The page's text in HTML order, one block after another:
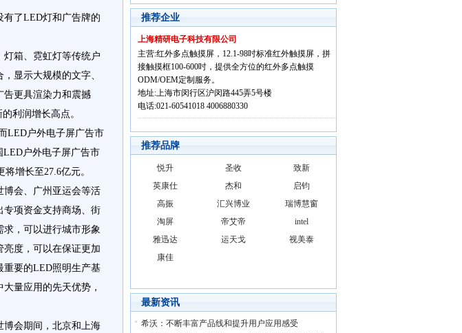
有了LED灯和广告牌的
灯箱、霓虹灯等传统户
显示大规模的文字、
告更具渲染力和震撼
利润增长高点。
LED户外电子屏广告市
LED户外电子屏广告市
增长至27.6亿元。
博会、广州亚运会等活
专项资金支持商场、街
，可以进行城市形象
度，可以在保证更加
重要的LED照明生产基
量应用的先天优势，
博会期间，北京和上海
推荐企业
上海精研电子科技有限公司
主营:红外多点触摸屏，12.1-98吋标准红外触摸屏，拼
接触摸框100-600吋，提供全方位的红外多点触摸
ODM/OEM定制服务。
地址:上海市闵行区沪闵路445弄5号楼
电话:021-60541018 4006880330
推荐品牌
悦升 圣收
致新
英康仕
杰和
启钧
高振
汇兴博业
瑞博慧窗
淘屏
帝艾帝
intel
雅迅达
运天戈
视美泰
康佳
最新资讯
希沃：不断丰富产品线和提升用户应用感受